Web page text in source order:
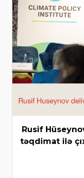
Rusif
təqdimat ilə